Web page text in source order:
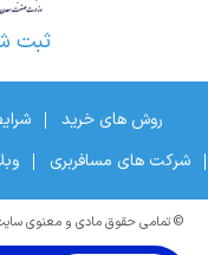
ثبت
روش های خرید
شرکت های مسافربری